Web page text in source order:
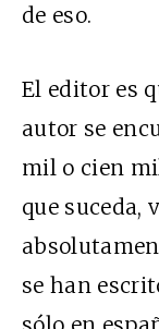
de eso.
El editor es
autor se
mil o cien
que suceda,
se han